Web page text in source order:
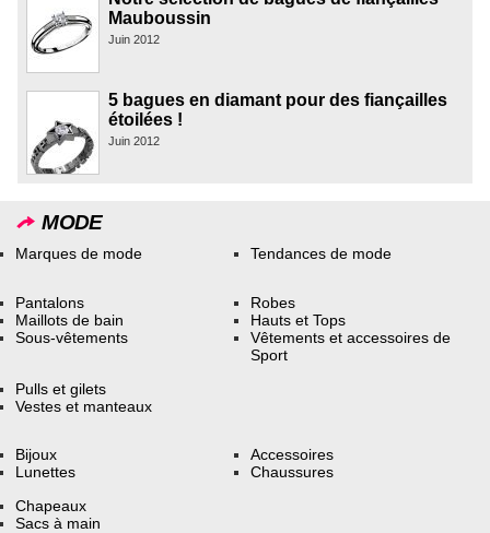
Mauboussin
Juin 2012
5 bagues en diamant pour des fiançailles
étoilées !
Juin 2012
MODE
Marques de mode Tendances de mode
Pantalons
Maillots de bain
Sous-vêtements
Robes
Hauts et Tops
Vêtements et accessoires de
Sport
Pulls et gilets
Vestes et manteaux
Bijoux
Lunettes
Accessoires
Chaussures
Chapeaux
Sacs à main